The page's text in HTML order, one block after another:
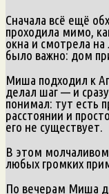
Сначала всё ещё
проходила мимо,
окна и смотрела на
было важно: дом
Миша подходил к
делал шаг — и
понимал: тут есть
расстоянии и
его не существует.
В этом
любых громких
По вечерам Миша